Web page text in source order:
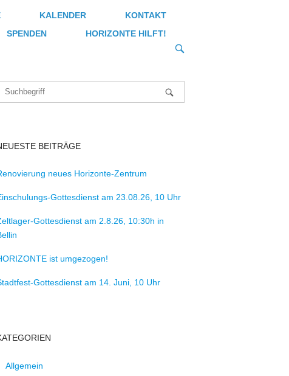
KALENDER
KONTAKT
SPENDEN HORIZONTE HILFT!
OPEN
SEARCH
BEITRÄGE
neues Horizonte-Zentrum
Gottesdienst am 23.08.26, 10 Uhr
Gottesdienst am 2.8.26, 10:30h in
ist umgezogen!
Gottesdienst am 14. Juni, 10 Uhr
Allgemein